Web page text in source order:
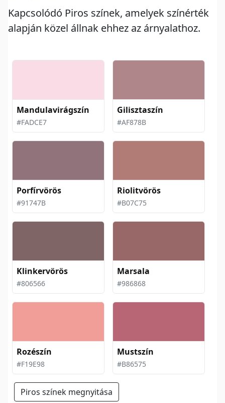
Kapcsolódó Piros színek, amelyek színérték
alapján közel állnak ehhez az árnyalathoz.
Mandulavirágszín
#FADCE7
Gilisztaszín
#AF878B
Porfírvörös
#91747B
Riolitvörös
#B07C75
Klinkervörös
#806566
Marsala
#986868
Rozészín
#F19E98
Mustszín
#B86575
Piros színek megnyitása